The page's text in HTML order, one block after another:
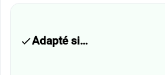
Adapté si…